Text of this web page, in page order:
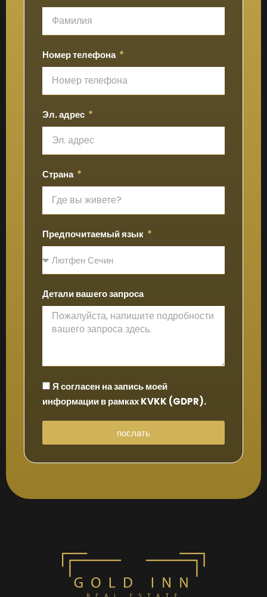
Номер телефона
Эл. адрес
Страна
Предпочитаемый язык
Детали вашего запроса
Я согласен на запись моей
информации в рамках KVKK (GDPR).
послать